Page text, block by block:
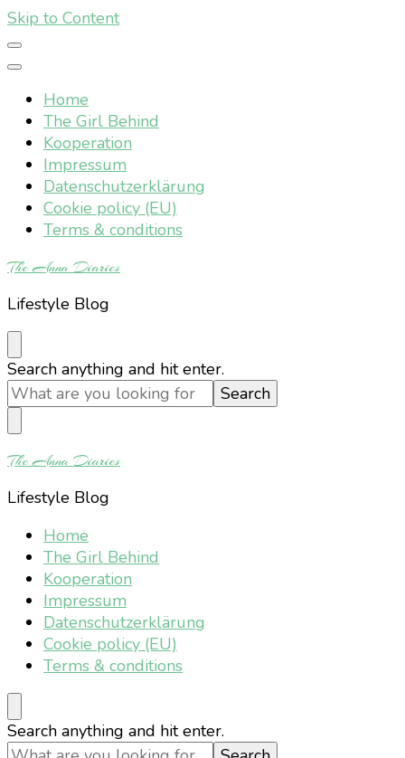
Skip to Content
Home
The Girl Behind
Kooperation
Impressum
Datenschutzerklärung
Cookie policy (EU)
Terms & conditions
The Anna Diaries
Lifestyle Blog
Looking
for
Something?
Search anything and hit enter.
The Anna Diaries
Lifestyle Blog
Home
The Girl Behind
Kooperation
Impressum
Datenschutzerklärung
Cookie policy (EU)
Terms & conditions
Looking
for
Search anything and hit enter.